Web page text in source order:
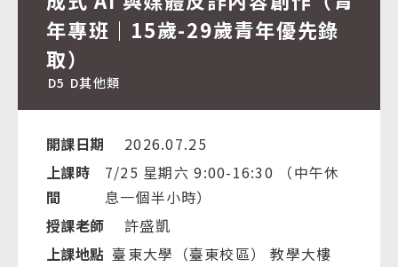
年專班｜15歲-29歲青年優先錄
取）
D5 D其他類
開課日期
2026.07.25
上課時
間
7/25 星期六 9:00-16:30 （中午休
息一個半小時）
授課老師
許盛凱
上課地點 臺東大學（臺東校區） 教學大樓